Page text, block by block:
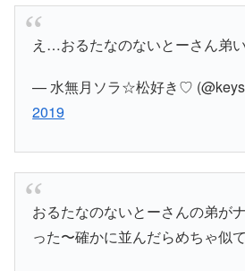
え…おるたなのないとーさん弟
— 水無月ソラ☆松好き♡
2019
おるたなのないとーさんの弟が
った〜確かに並んだらめちゃ似